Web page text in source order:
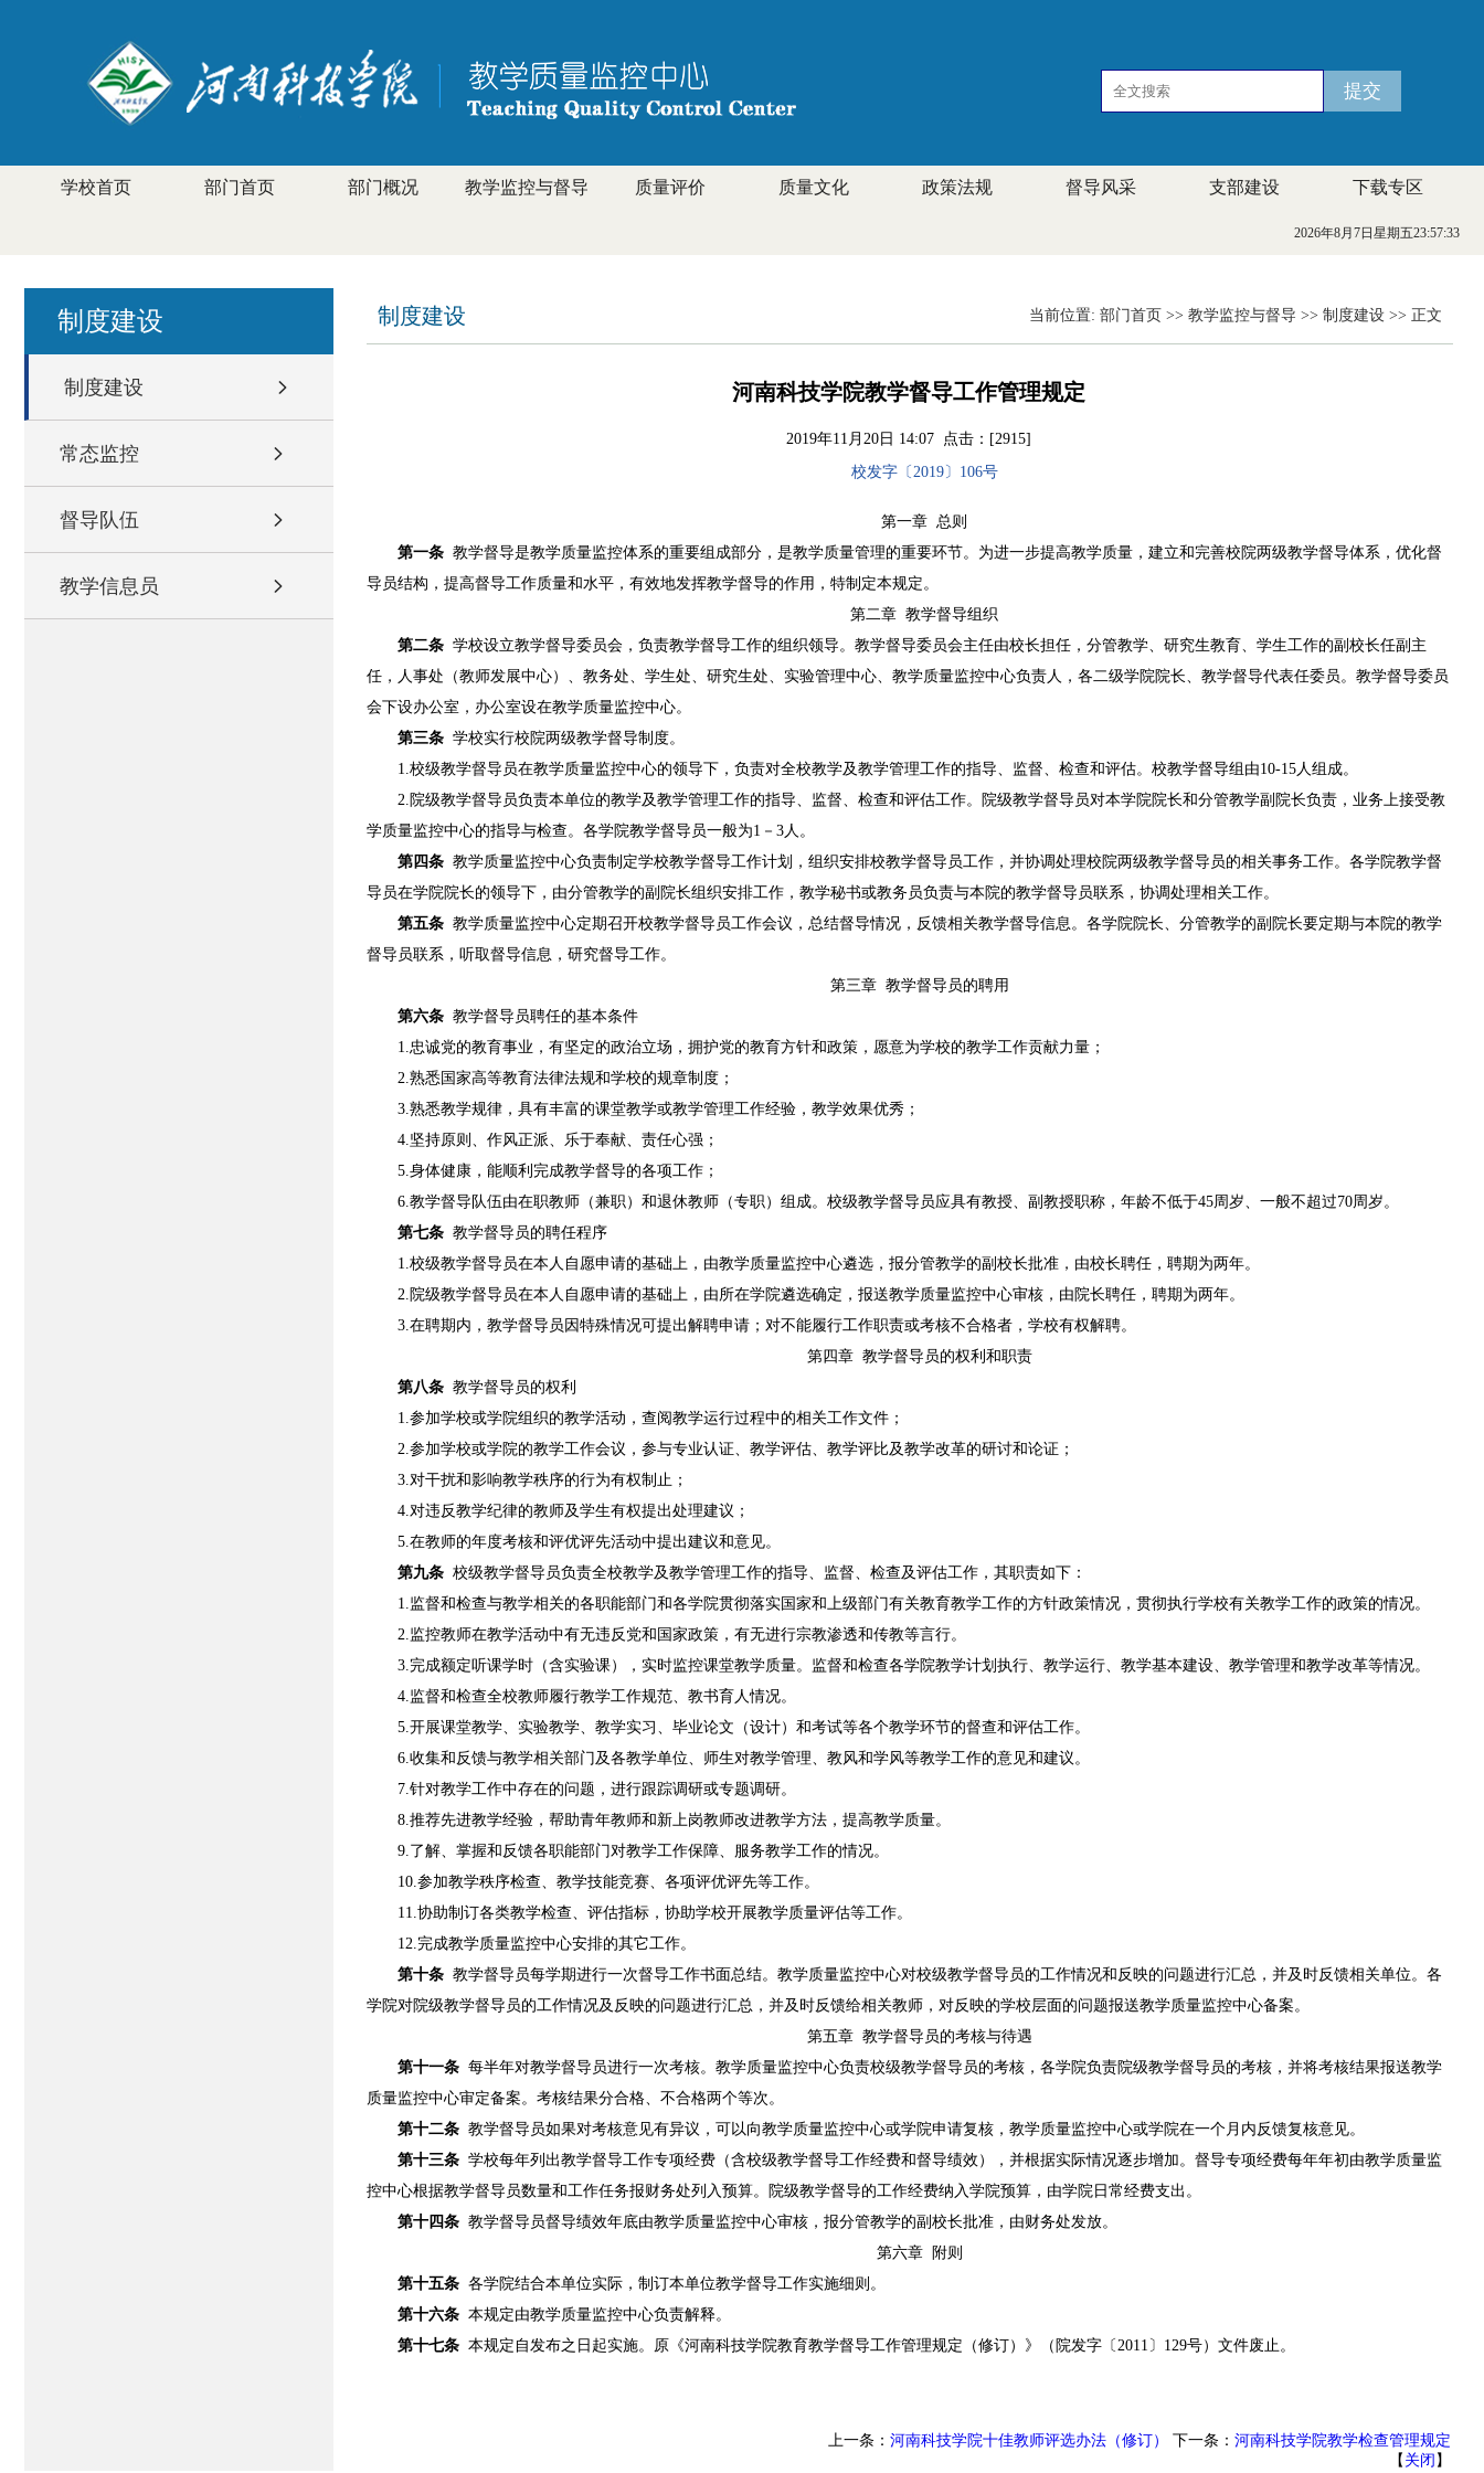
学校首页 部门首页 部门概况 教学监控与督导 质量评价 质量文化 政策法规 督导风采 支部建设 下载专区
2026年8月7日星期五23:57:34
制度建设
制度建设
常态监控
督导队伍
教学信息员
制度建设 当前位置: 部门首页 >> 教学监控与督导 >> 制度建设 >> 正文
河南科技学院教学督导工作管理规定
2019年11月20日 14:07 点击：[2915]
校发字〔2019〕106号
第一章 总则
第一条 教学督导是教学质量监控体系的重要组成部分，是教学质量管理的重要环节。为进一步提高教学质量，建立和完善校院两级教学督导体系，优化督
导员结构，提高督导工作质量和水平，有效地发挥教学督导的作用，特制定本规定。
第二章 教学督导组织
第二条 学校设立教学督导委员会，负责教学督导工作的组织领导。教学督导委员会主任由校长担任，分管教学、研究生教育、学生工作的副校长任副主
任，人事处（教师发展中心）、教务处、学生处、研究生处、实验管理中心、教学质量监控中心负责人，各二级学院院长、教学督导代表任委员。教学督导委员
会下设办公室，办公室设在教学质量监控中心。
第三条 学校实行校院两级教学督导制度。
1.校级教学督导员在教学质量监控中心的领导下，负责对全校教学及教学管理工作的指导、监督、检查和评估。校教学督导组由10-15人组成。
2.院级教学督导员负责本单位的教学及教学管理工作的指导、监督、检查和评估工作。院级教学督导员对本学院院长和分管教学副院长负责，业务上接受教
学质量监控中心的指导与检查。各学院教学督导员一般为1－3人。
第四条 教学质量监控中心负责制定学校教学督导工作计划，组织安排校教学督导员工作，并协调处理校院两级教学督导员的相关事务工作。各学院教学督
导员在学院院长的领导下，由分管教学的副院长组织安排工作，教学秘书或教务员负责与本院的教学督导员联系，协调处理相关工作。
第五条 教学质量监控中心定期召开校教学督导员工作会议，总结督导情况，反馈相关教学督导信息。各学院院长、分管教学的副院长要定期与本院的教学
督导员联系，听取督导信息，研究督导工作。
第三章 教学督导员的聘用
第六条 教学督导员聘任的基本条件
1.忠诚党的教育事业，有坚定的政治立场，拥护党的教育方针和政策，愿意为学校的教学工作贡献力量；
2.熟悉国家高等教育法律法规和学校的规章制度；
3.熟悉教学规律，具有丰富的课堂教学或教学管理工作经验，教学效果优秀；
4.坚持原则、作风正派、乐于奉献、责任心强；
5.身体健康，能顺利完成教学督导的各项工作；
6.教学督导队伍由在职教师（兼职）和退休教师（专职）组成。校级教学督导员应具有教授、副教授职称，年龄不低于45周岁、一般不超过70周岁。
第七条 教学督导员的聘任程序
1.校级教学督导员在本人自愿申请的基础上，由教学质量监控中心遴选，报分管教学的副校长批准，由校长聘任，聘期为两年。
2.院级教学督导员在本人自愿申请的基础上，由所在学院遴选确定，报送教学质量监控中心审核，由院长聘任，聘期为两年。
3.在聘期内，教学督导员因特殊情况可提出解聘申请；对不能履行工作职责或考核不合格者，学校有权解聘。
第四章 教学督导员的权利和职责
第八条 教学督导员的权利
1.参加学校或学院组织的教学活动，查阅教学运行过程中的相关工作文件；
2.参加学校或学院的教学工作会议，参与专业认证、教学评估、教学评比及教学改革的研讨和论证；
3.对干扰和影响教学秩序的行为有权制止；
4.对违反教学纪律的教师及学生有权提出处理建议；
5.在教师的年度考核和评优评先活动中提出建议和意见。
第九条 校级教学督导员负责全校教学及教学管理工作的指导、监督、检查及评估工作，其职责如下：
1.监督和检查与教学相关的各职能部门和各学院贯彻落实国家和上级部门有关教育教学工作的方针政策情况，贯彻执行学校有关教学工作的政策的情况。
2.监控教师在教学活动中有无违反党和国家政策，有无进行宗教渗透和传教等言行。
3.完成额定听课学时（含实验课），实时监控课堂教学质量。监督和检查各学院教学计划执行、教学运行、教学基本建设、教学管理和教学改革等情况。
4.监督和检查全校教师履行教学工作规范、教书育人情况。
5.开展课堂教学、实验教学、教学实习、毕业论文（设计）和考试等各个教学环节的督查和评估工作。
6.收集和反馈与教学相关部门及各教学单位、师生对教学管理、教风和学风等教学工作的意见和建议。
7.针对教学工作中存在的问题，进行跟踪调研或专题调研。
8.推荐先进教学经验，帮助青年教师和新上岗教师改进教学方法，提高教学质量。
9.了解、掌握和反馈各职能部门对教学工作保障、服务教学工作的情况。
10.参加教学秩序检查、教学技能竞赛、各项评优评先等工作。
11.协助制订各类教学检查、评估指标，协助学校开展教学质量评估等工作。
12.完成教学质量监控中心安排的其它工作。
第十条 教学督导员每学期进行一次督导工作书面总结。教学质量监控中心对校级教学督导员的工作情况和反映的问题进行汇总，并及时反馈相关单位。各
学院对院级教学督导员的工作情况及反映的问题进行汇总，并及时反馈给相关教师，对反映的学校层面的问题报送教学质量监控中心备案。
第五章 教学督导员的考核与待遇
第十一条 每半年对教学督导员进行一次考核。教学质量监控中心负责校级教学督导员的考核，各学院负责院级教学督导员的考核，并将考核结果报送教学
质量监控中心审定备案。考核结果分合格、不合格两个等次。
第十二条 教学督导员如果对考核意见有异议，可以向教学质量监控中心或学院申请复核，教学质量监控中心或学院在一个月内反馈复核意见。
第十三条 学校每年列出教学督导工作专项经费（含校级教学督导工作经费和督导绩效），并根据实际情况逐步增加。督导专项经费每年年初由教学质量监
控中心根据教学督导员数量和工作任务报财务处列入预算。院级教学督导的工作经费纳入学院预算，由学院日常经费支出。
第十四条 教学督导员督导绩效年底由教学质量监控中心审核，报分管教学的副校长批准，由财务处发放。
第六章
附则
第十五条 各学院结合本单位实际，制订本单位教学督导工作实施细则。
第十六条 本规定由教学质量监控中心负责解释。
第十七条 本规定自发布之日起实施。原《河南科技学院教育教学督导工作管理规定（修订）》（院发字〔2011〕129号）文件废止。
上一条： 河南科技学院十佳教师评选办法（修订） 下一条： 河南科技学院教学检查管理规定
【 关闭 】